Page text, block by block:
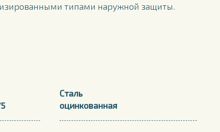
типами наружной защиты.
Сталь
оцинкованная